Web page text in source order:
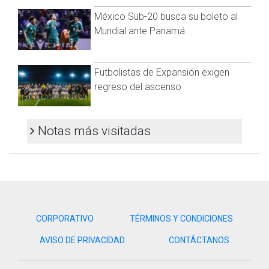
México Sub-20 busca su boleto al
Mundial ante Panamá
Futbolistas de Expansión exigen
regreso del ascenso
Notas más visitadas
CORPORATIVO TÉRMINOS Y CONDICIONES
AVISO DE PRIVACIDAD CONTÁCTANOS